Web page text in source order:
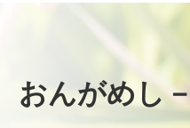
おんがめし